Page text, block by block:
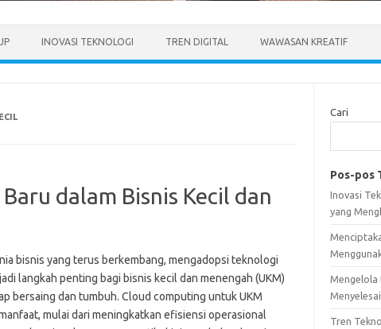
INOVASI TEKNOLOGI TREN DIGITAL WAWASAN KREATIF
dalam Bisnis Kecil dan
bisnis yang terus berkembang, mengadopsi teknologi
langkah penting bagi bisnis kecil dan menengah (UKM)
bersaing dan tumbuh. Cloud computing untuk UKM
mulai dari meningkatkan efisiensi operasional
Cari
Pos-pos
Inovasi
yang
Mengelola
Tren